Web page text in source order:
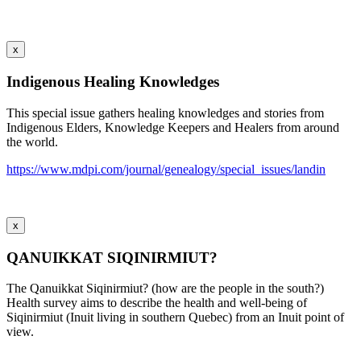
x
Indigenous Healing Knowledges
This special issue gathers healing knowledges and stories from
Indigenous Elders, Knowledge Keepers and Healers from around
the world.
https://www.mdpi.com/journal/genealogy/special_issues/landin
x
QANUIKKAT SIQINIRMIUT?
The Qanuikkat Siqinirmiut? (how are the people in the south?)
Health survey aims to describe the health and well-being of
Siqinirmiut (Inuit living in southern Quebec) from an Inuit point of
view.